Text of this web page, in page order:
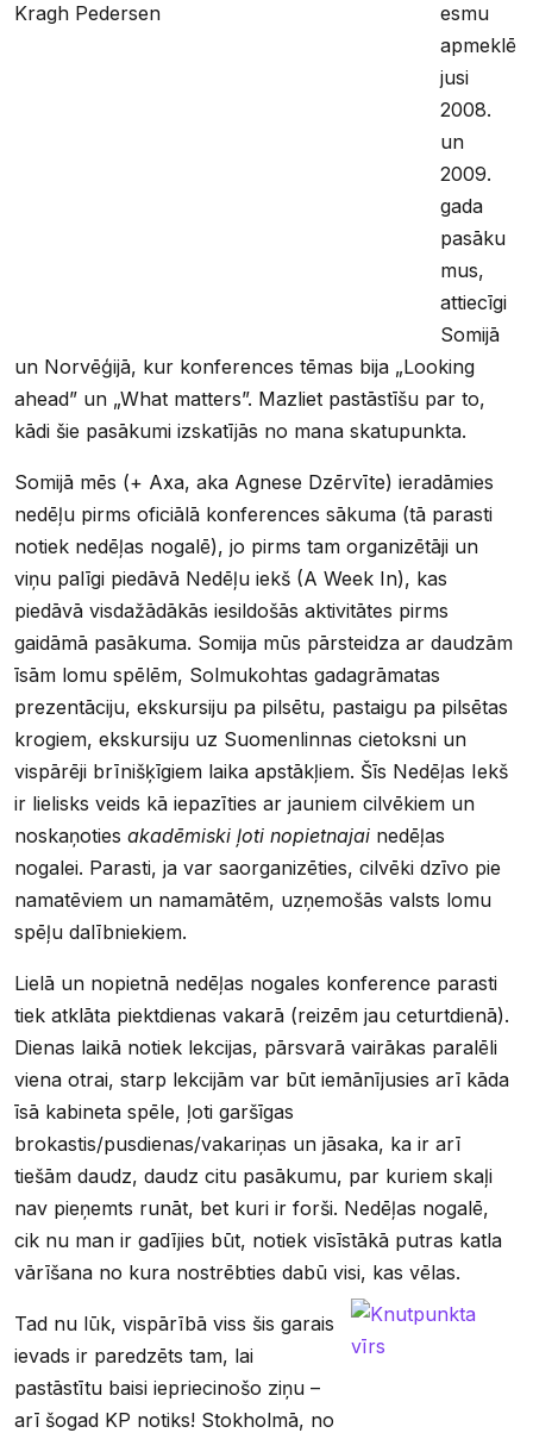
esmu
apmeklē
jusi
2008.
un
2009.
gada
pasāku
mus,
attiecīgi
Somijā
un Norvēģijā, kur konferences tēmas bija „Looking
ahead” un „What matters”. Mazliet pastāstīšu par to,
kādi šie pasākumi izskatījās no mana skatupunkta.
Somijā mēs (+ Axa, aka Agnese Dzērvīte) ieradāmies
nedēļu pirms oficiālā konferences sākuma (tā parasti
notiek nedēļas nogalē), jo pirms tam organizētāji un
viņu palīgi piedāvā Nedēļu iekš (A Week In), kas
piedāvā visdažādākās iesildošās aktivitātes pirms
gaidāmā pasākuma. Somija mūs pārsteidza ar daudzām
īsām lomu spēlēm, Solmukohtas gadagrāmatas
prezentāciju, ekskursiju pa pilsētu, pastaigu pa pilsētas
krogiem, ekskursiju uz Suomenlinnas cietoksni un
vispārēji brīnišķīgiem laika apstākļiem. Šīs Nedēļas Iekš
ir lielisks veids kā iepazīties ar jauniem cilvēkiem un
noskaņoties akadēmiski ļoti nopietnajai nedēļas
nogalei. Parasti, ja var saorganizēties, cilvēki dzīvo pie
namatēviem un namamātēm, uzņemošās valsts lomu
spēļu dalībniekiem.
Lielā un nopietnā nedēļas nogales konference parasti
tiek atklāta piektdienas vakarā (reizēm jau ceturtdienā).
Dienas laikā notiek lekcijas, pārsvarā vairākas paralēli
viena otrai, starp lekcijām var būt iemānījusies arī kāda
īsā kabineta spēle, ļoti garšīgas
brokastis/pusdienas/vakariņas un jāsaka, ka ir arī
tiešām daudz, daudz citu pasākumu, par kuriem skaļi
nav pieņemts runāt, bet kuri ir forši. Nedēļas nogalē,
cik nu man ir gadījies būt, notiek visīstākā putras katla
vārīšana no kura nostrēbties dabū visi, kas vēlas.
Tad nu lūk, vispārībā viss šis garais
ievads ir paredzēts tam, lai
pastāstītu baisi iepriecinošo ziņu –
arī šogad KP notiks! Stokholmā, no